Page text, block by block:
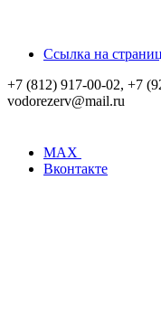
Ссылка на
+7 (812) 917-00-02, +7
vodorezerv@mail.ru
MAX
Вконтакте